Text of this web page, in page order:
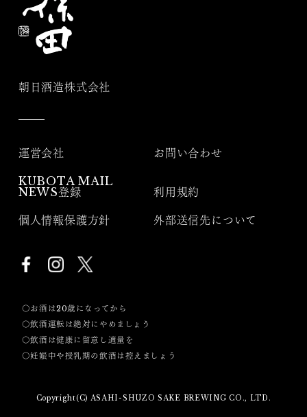
朝日酒造株式会社
運営会社 お問い合わせ
KUBOTA MAIL
NEWS登録
利用規約
個人情報保護方針 外部送信先について
〇お酒は20歳になってから
〇飲酒運転は絶対にやめましょう
〇飲酒は健康に留意し適量を
〇妊娠中や授乳期の飲酒は控えましょう
Copyright(C) ASAHI-SHUZO SAKE BREWING CO., LTD.